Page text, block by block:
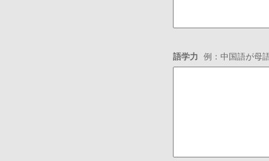
語学力 例：中国語が母